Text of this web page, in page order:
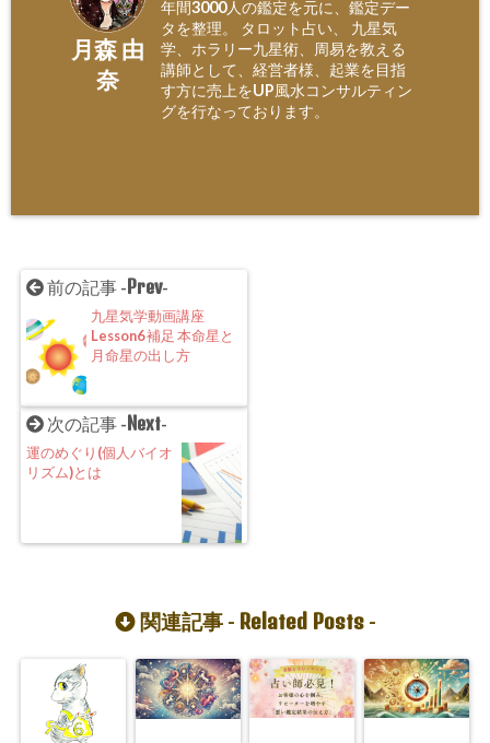
月森 由
奈
年間3000人の鑑定を元に、鑑定デー
タを整理。 タロット占い、 九星気
学、ホラリー九星術、周易を教える
講師として、経営者様、起業を目指
す方に売上をUP風水コンサルティン
グを行なっております。
前の記事 -Prev-
九星気学動画講座
Lesson6 補足 本命星と
月命星の出し方
次の記事 -Next-
運のめぐり(個人バイオ
リズム)とは
関連記事 - Related Posts-